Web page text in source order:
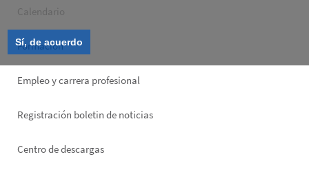
Sí, de acuerdo
Calendario
Formación
Empleo y carrera profesional
Registración boletin de noticias
Footer
Centro de descargas